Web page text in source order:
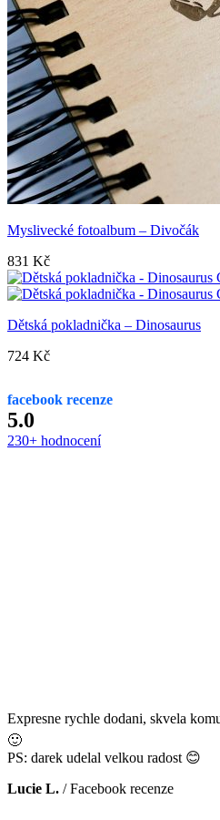
Myslivecké fotoalbum – Divočák
831 Kč
Dětská pokladnička – Dinosaurus
724 Kč
facebook recenze
5.0
230+ hodnocení
Expresne rychle dodani, skvela
🙂
PS: darek udelal velkou radost 😊
Lucie L. /Facebook recenze